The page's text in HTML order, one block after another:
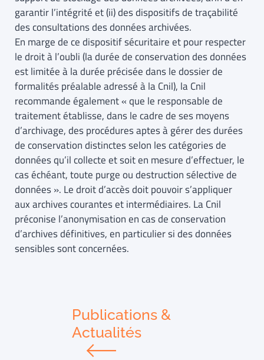
garantir l’intégrité et (ii) des dispositifs de traçabilité
des consultations des données archivées.
En marge de ce dispositif sécuritaire et pour respecter
le droit à l’oubli (la durée de conservation des données
est limitée à la durée précisée dans le dossier de
formalités préalable adressé à la Cnil), la Cnil
recommande également « que le responsable de
traitement établisse, dans le cadre de ses moyens
d’archivage, des procédures aptes à gérer des durées
de conservation distinctes selon les catégories de
données qu’il collecte et soit en mesure d’effectuer, le
cas échéant, toute purge ou destruction sélective de
données ». Le droit d’accès doit pouvoir s’appliquer
aux archives courantes et intermédiaires. La Cnil
préconise l’anonymisation en cas de conservation
d’archives définitives, en particulier si des données
sensibles sont concernées.
Publications &
Actualités